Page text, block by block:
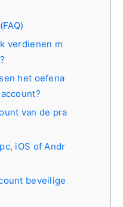
verdienen m
het oefena
van de pra
iOS of Andr
beveilige